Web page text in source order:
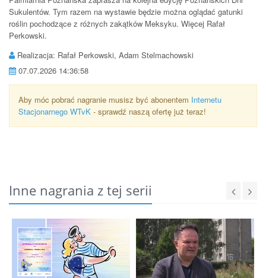
Sukulentów. Tym razem na wystawie będzie można oglądać gatunki
roślin pochodzące z różnych zakątków Meksyku. Więcej Rafał
Perkowski.
Realizacja: Rafał Perkowski, Adam Stelmachowski
07.07.2026 14:36:58
Aby móc pobrać nagranie musisz być abonentem Internetu
Stacjonarnego WTvK - sprawdź naszą ofertę już teraz!
Inne nagrania z tej serii